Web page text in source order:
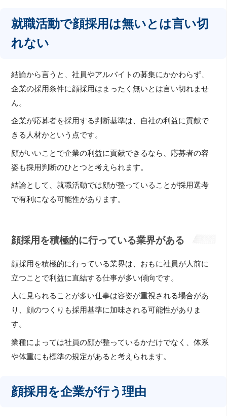
就職活動で顔採用は無いとは言い切
れない
結論から言うと、社員やアルバイトの募集にかかわらず、
企業の採用条件に顔採用はまったく無いとは言い切れませ
ん。
企業が応募者を採用する判断基準は、自社の利益に貢献で
きる人材かという点です。
顔がいいことで企業の利益に貢献できるなら、応募者の容
姿も採用判断のひとつと考えられます。
結論として、就職活動では顔が整っていることが採用選考
で有利になる可能性があります。
顔採用を積極的に行っている業界がある
顔採用を積極的に行っている業界は、おもに社員が人前に
立つことで利益に直結する仕事が多い傾向です。
人に見られることが多い仕事は容姿が重視される場合があ
り、顔のつくりも採用基準に加味される可能性がありま
す。
業種によっては社員の顔が整っているかだけでなく、体系
や体重にも標準の規定があると考えられます。
顔採用を企業が行う理由